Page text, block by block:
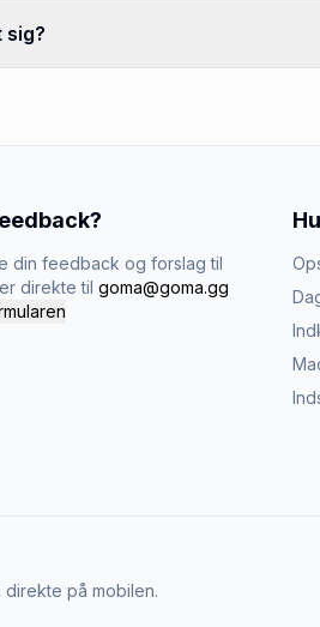
sig?
din feedback og forslag til
direkte til goma@goma.gg
på mobilen.